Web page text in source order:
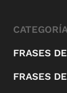
FRASES
FRASES